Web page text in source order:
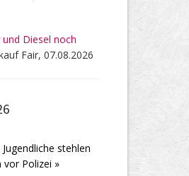
Diesel noch
Fair, 07.08.2026
stehlen
vor Polizei »